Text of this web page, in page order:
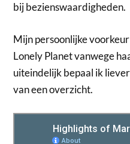
bij bezienswaardigheden.
Mijn persoonlijke
Lonely Planet vanwege
uiteindelijk bepaal ik
van een overzicht.